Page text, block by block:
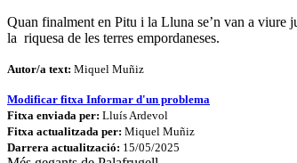
Quan finalment en Pitu i la Lluna se’n van a viure
la riquesa de les terres empordaneses.
Autor/a text: Miquel Muñiz
Modificar fitxa Informar d'un problema
Fitxa enviada per: Lluís Ardevol
Fitxa actualitzada per: Miquel Muñiz
Darrera actualització: 15/05/2025